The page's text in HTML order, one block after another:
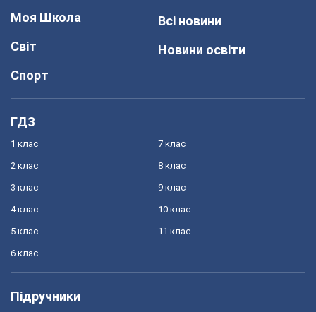
Моя Школа
Світ
Спорт
Всі новини
Новини освіти
ГДЗ
1 клас
2 клас
3 клас
4 клас
5 клас
6 клас
7 клас
8 клас
9 клас
10 клас
11 клас
Підручники